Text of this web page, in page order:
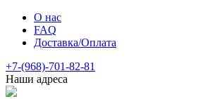
О нас
FAQ
Доставка/Оплата
+7-(968)-701-82-81
Наши адреса